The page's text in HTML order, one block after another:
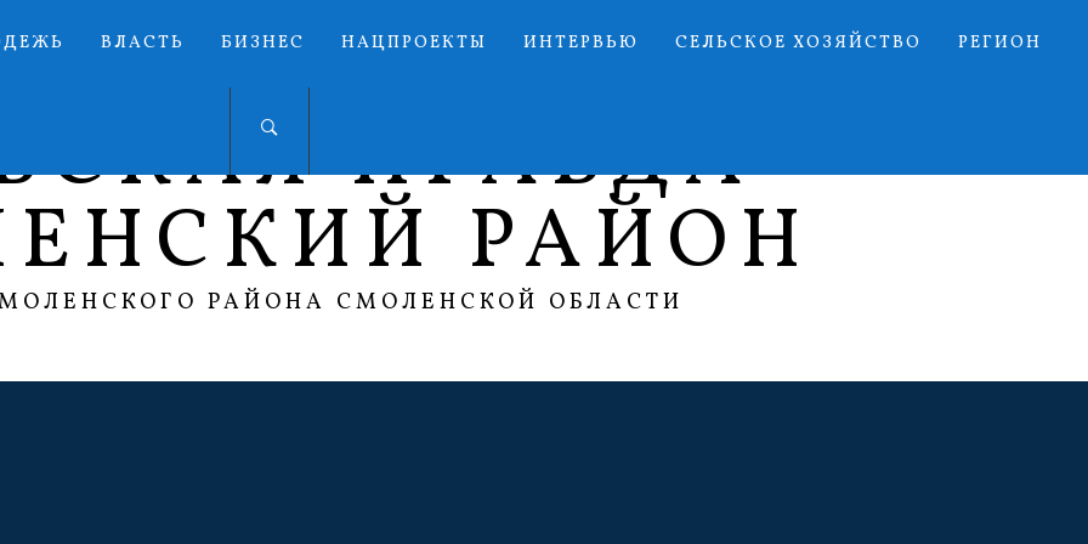
ВЛАСТЬ БИЗНЕС НАЦПРОЕКТЫ ИНТЕРВЬЮ СЕЛЬСКОЕ ХОЗЯЙСТВО РЕГИОН
ПРАВДА
РАЙОН
РАЙОНА СМОЛЕНСКОЙ ОБЛАСТИ